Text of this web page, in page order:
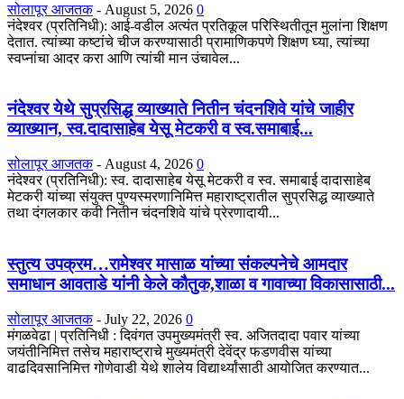
सोलापूर आजतक - August 5, 2026 0
नंदेश्वर (प्रतिनिधी): आई-वडील अत्यंत प्रतिकूल परिस्थितीतून मुलांना शिक्षण
देतात. त्यांच्या कष्टांचे चीज करण्यासाठी प्रामाणिकपणे शिक्षण घ्या, त्यांच्या
स्वप्नांचा आदर करा आणि त्यांची मान उंचावेल...
नंदेश्वर येथे सुप्रसिद्ध व्याख्याते नितीन चंदनशिवे यांचे जाहीर
व्याख्यान, स्व.दादासाहेब येसू मेटकरी व स्व.समाबाई...
सोलापूर आजतक - August 4, 2026 0
नंदेश्वर (प्रतिनिधी): स्व. दादासाहेब येसू मेटकरी व स्व. समाबाई दादासाहेब
मेटकरी यांच्या संयुक्त पुण्यस्मरणानिमित्त महाराष्ट्रातील सुप्रसिद्ध व्याख्याते
तथा दंगलकार कवी नितीन चंदनशिवे यांचे प्रेरणादायी...
स्तुत्य उपक्रम…रामेश्वर मासाळ यांच्या संकल्पनेचे आमदार
समाधान आवताडे यांनी केले कौतुक,शाळा व गावाच्या विकासासाठी...
सोलापूर आजतक - July 22, 2026 0
मंगळवेढा | प्रतिनिधी : दिवंगत उपमुख्यमंत्री स्व. अजितदादा पवार यांच्या
जयंतीनिमित्त तसेच महाराष्ट्राचे मुख्यमंत्री देवेंद्र फडणवीस यांच्या
वाढदिवसानिमित्त गोणेवाडी येथे शालेय विद्यार्थ्यांसाठी आयोजित करण्यात...